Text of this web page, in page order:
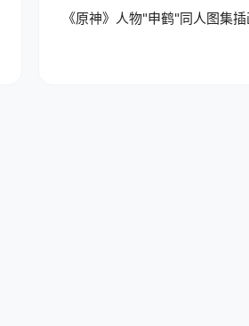
《原神》人物"申鹤"同人图集